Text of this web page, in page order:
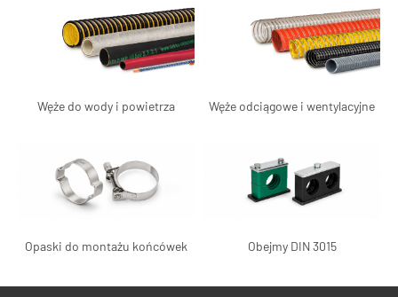
Węże do wody i powietrza Węże odciągowe i wentylacyjne
Opaski do montażu końcówek Obejmy DIN 3015